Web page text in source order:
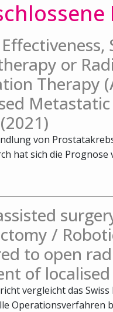
or
Therapy
von
hat sich die Prognose
/
to open
of
vergleicht das
Operationsverfahren